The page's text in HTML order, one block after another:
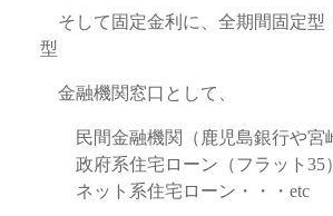
そして固定金利に、全期間固定型
型
金融機関窓口として、
民間金融機関（鹿児島銀行や宮
政府系住宅ローン（フラット35）
ネット系住宅ローン・・・etc